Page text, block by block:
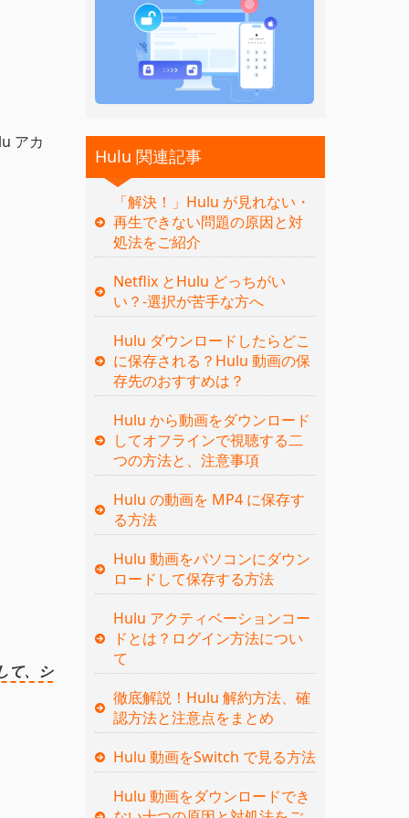
アカ
て、シ
Hulu 関連記事
「解決！」Hulu が見れない・
再生できない問題の原因と対
処法をご紹介
Netflix とHulu どっちがい
い？‐選択が苦手な方へ
Hulu ダウンロードしたらどこ
に保存される？Hulu 動画の保
存先のおすすめは？
Hulu から動画をダウンロード
してオフラインで視聴する二
つの方法と、注意事項
Hulu の動画を MP4 に保存す
る方法
Hulu 動画をパソコンにダウン
ロードして保存する方法
Hulu アクティベーションコー
ドとは？ログイン方法につい
て
徹底解説！Hulu 解約方法、確
認方法と注意点をまとめ
Hulu 動画をSwitch で見る方法
Hulu 動画をダウンロードでき